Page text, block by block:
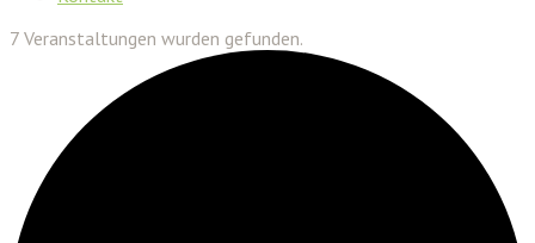
7 Veranstaltungen wurden gefunden.